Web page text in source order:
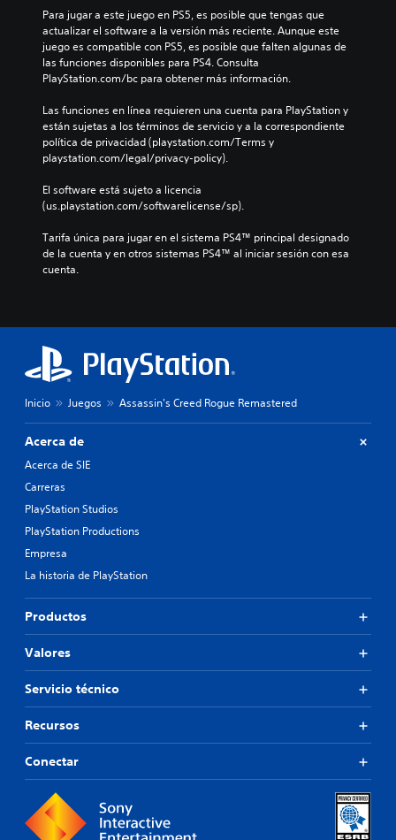
Para jugar a este juego en PS5, es posible que tengas que
actualizar el software a la versión más reciente. Aunque este
juego es compatible con PS5, es posible que falten algunas de
las funciones disponibles para PS4. Consulta
PlayStation.com/bc para obtener más información.
Las funciones en línea requieren una cuenta para PlayStation y
están sujetas a los términos de servicio y a la correspondiente
política de privacidad (playstation.com/Terms y
playstation.com/legal/privacy-policy).
El software está sujeto a licencia
(us.playstation.com/softwarelicense/sp).
Tarifa única para jugar en el sistema PS4™ principal designado
de la cuenta y en otros sistemas PS4™ al iniciar sesión con esa
cuenta.
Inicio Juegos Assassin's Creed Rogue Remastered
Acerca de
Acerca de SIE
Carreras
PlayStation Studios
PlayStation Productions
Empresa
La historia de PlayStation
Productos
Valores
Servicio técnico
Recursos
Conectar